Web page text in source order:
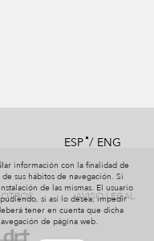
ESP/ ENG
AVISO LEGAL
información con la finalidad de
sus hábitos de navegación. Si
de las mismas. El usuario
si así lo desea, impedir
tener en cuenta que dicha
de página web.